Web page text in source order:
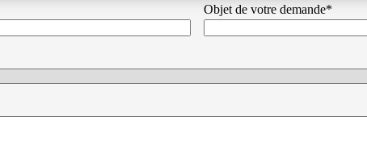
Objet de votre demande*